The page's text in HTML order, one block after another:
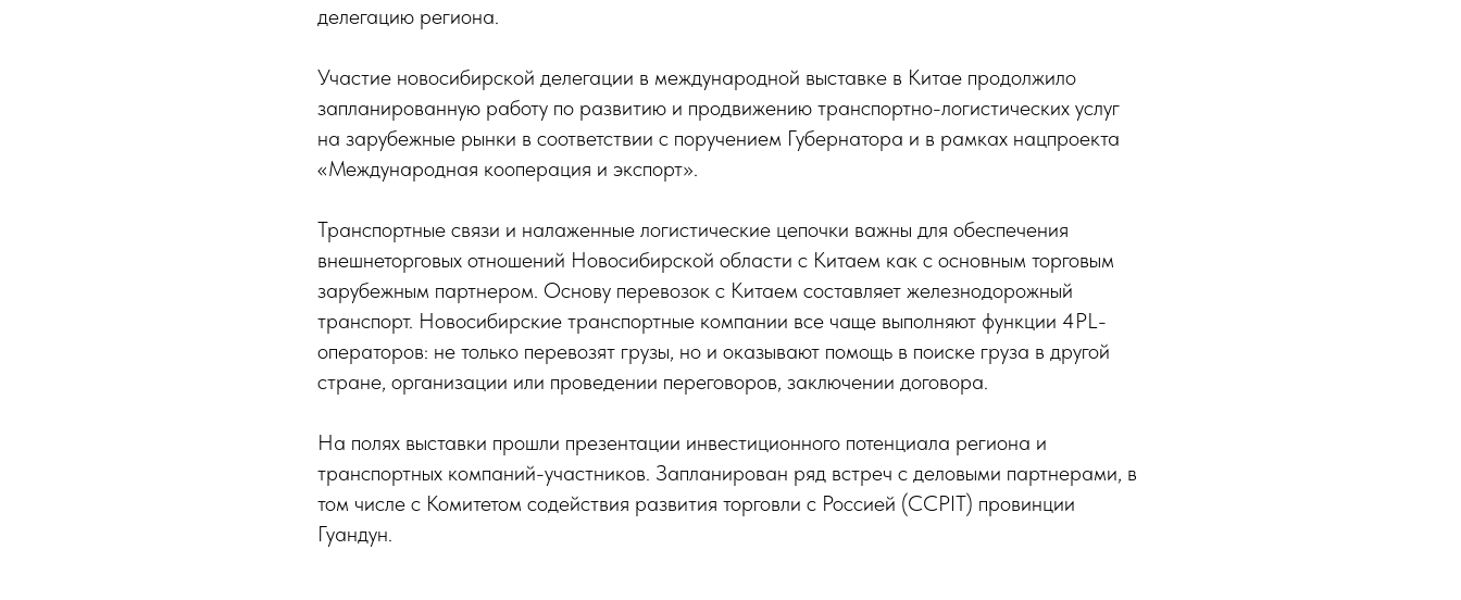
делегацию региона.
Участие новосибирской делегации в международной выставке в Китае продолжило
запланированную работу по развитию и продвижению транспортно-логистических услуг
на зарубежные рынки в соответствии с поручением Губернатора и в рамках нацпроекта
«Международная кооперация и экспорт».
Транспортные связи и налаженные логистические цепочки важны для обеспечения
внешнеторговых отношений Новосибирской области с Китаем как с основным торговым
зарубежным партнером. Основу перевозок с Китаем составляет железнодорожный
транспорт. Новосибирские транспортные компании все чаще выполняют функции 4PL-
операторов: не только перевозят грузы, но и оказывают помощь в поиске груза в другой
стране, организации или проведении переговоров, заключении договора.
На полях выставки прошли презентации инвестиционного потенциала региона и
транспортных компаний-участников. Запланирован ряд встреч с деловыми партнерами, в
том числе с Комитетом содействия развития торговли с Россией (CCPIT) провинции
Гуандун.